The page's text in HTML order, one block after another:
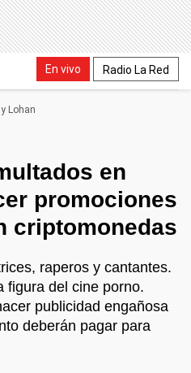
En vivo Radio La Red
Lohan
en
promociones
criptomonedas
raperos y cantantes.
figura del cine porno.
publicidad engañosa
deberán pagar para